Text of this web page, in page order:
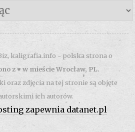
kaligrafia.info - polska strona o
z ♥ w mieście Wrocław, PL.
oraz zdjęcia na tej stronie są objęte
ich autorów.
zapewnia datanet.pl